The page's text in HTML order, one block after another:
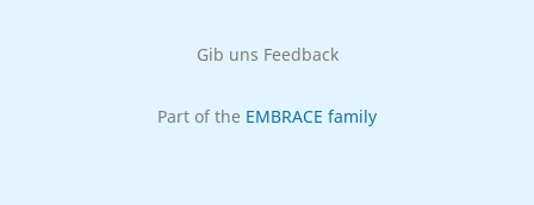
Gib uns Feedback
Part of the EMBRACE family